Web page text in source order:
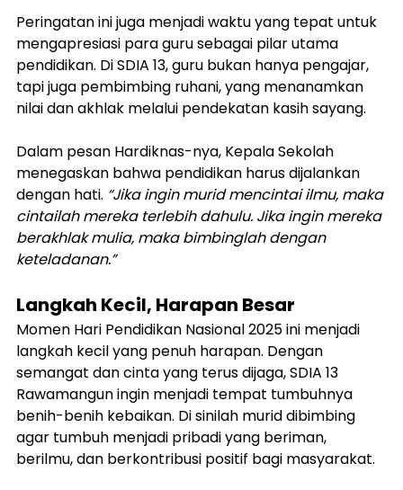
Peringatan ini juga menjadi waktu yang tepat untuk
mengapresiasi para guru sebagai pilar utama
pendidikan. Di SDIA 13, guru bukan hanya pengajar,
tapi juga pembimbing ruhani, yang menanamkan
nilai dan akhlak melalui pendekatan kasih sayang.
Dalam pesan Hardiknas-nya, Kepala Sekolah
menegaskan bahwa pendidikan harus dijalankan
dengan hati. “Jika ingin murid mencintai ilmu, maka
cintailah mereka terlebih dahulu. Jika ingin mereka
berakhlak mulia, maka bimbinglah dengan
keteladanan.”
Langkah Kecil, Harapan Besar
Momen Hari Pendidikan Nasional 2025 ini menjadi
langkah kecil yang penuh harapan. Dengan
semangat dan cinta yang terus dijaga, SDIA 13
Rawamangun ingin menjadi tempat tumbuhnya
benih-benih kebaikan. Di sinilah murid dibimbing
agar tumbuh menjadi pribadi yang beriman,
berilmu, dan berkontribusi positif bagi masyarakat.